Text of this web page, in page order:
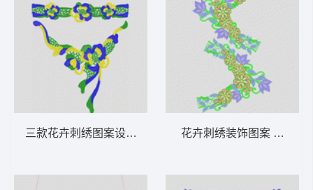
三款花卉刺绣图案设计 水溶条码花卉刺绣装饰图案 水溶领